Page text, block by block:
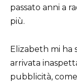
passato anni a
più.
Elizabeth mi ha
arrivata
pubblicità,